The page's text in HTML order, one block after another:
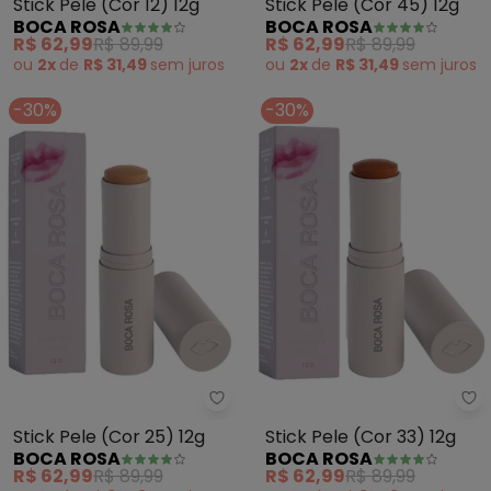
Stick Pele (Cor 12) 12g
BOCA ROSA
R$ 62,99R$ 89,99
ou 2x de R$ 31,49 sem juros
Stick Pele (Cor 45) 12g
BOCA ROSA
R$ 62,99R$ 89,99
ou 2x de R$ 31,49 sem juros
-30%
Boca Rosa - Stick Pele (Cor 25)
Stick Pele (Cor 25) 12g
BOCA ROSA
R$ 62,99R$ 89,99
-30%
Stick Pele (Cor 33) 12g
BOCA ROSA
R$ 62,99R$ 89,99